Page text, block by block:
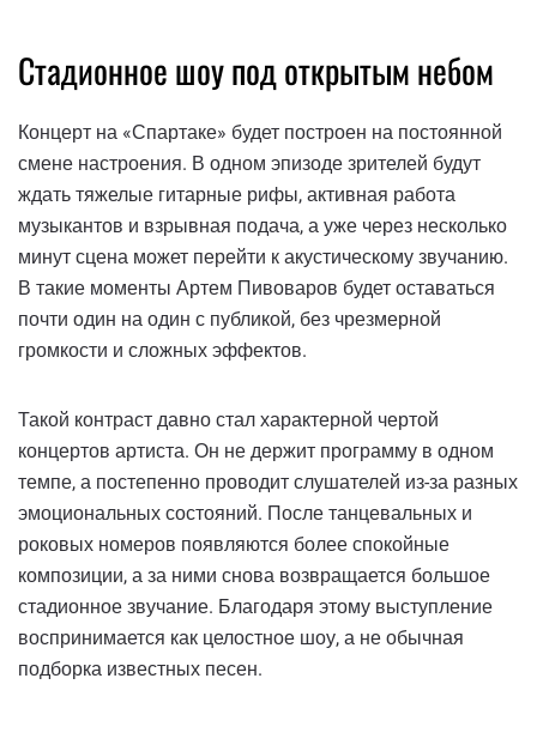
Стадионное шоу под открытым небом
Концерт на «Спартаке» будет построен на постоянной
смене настроения. В одном эпизоде ​​зрителей будут
ждать тяжелые гитарные рифы, активная работа
музыкантов и взрывная подача, а уже через несколько
минут сцена может перейти к акустическому звучанию.
В такие моменты Артем Пивоваров будет оставаться
почти один на один с публикой, без чрезмерной
громкости и сложных эффектов.
Такой контраст давно стал характерной чертой
концертов артиста. Он не держит программу в одном
темпе, а постепенно проводит слушателей из-за разных
эмоциональных состояний. После танцевальных и
роковых номеров появляются более спокойные
композиции, а за ними снова возвращается большое
стадионное звучание. Благодаря этому выступление
воспринимается как целостное шоу, а не обычная
подборка известных песен.